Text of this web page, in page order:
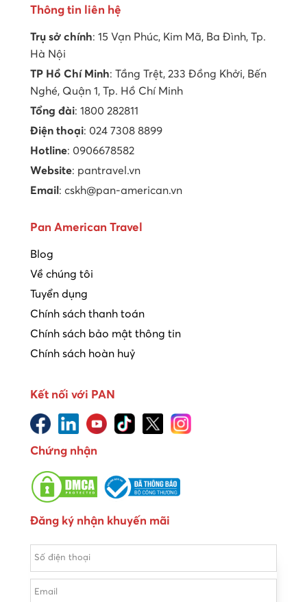
Thông tin liên hệ
Trụ sở chính: 15 Vạn Phúc, Kim Mã, Ba Đình, Tp.
Hà Nội
TP Hồ Chí Minh: Tầng Trệt, 233 Đồng Khởi, Bến
Nghé, Quận 1, Tp. Hồ Chí Minh
Tổng đài: 1800 282811
Điện thoại: 024 7308 8899
Hotline: 0906678582
Website: pantravel.vn
Email : cskh@pan-american.vn
Pan American Travel
Blog
Về chúng tôi
Tuyển dụng
Chính sách thanh toán
Chính sách bảo mật thông tin
Chính sách hoàn huỷ
Kết nối với PAN
Chứng nhận
Đăng ký nhận khuyến mãi